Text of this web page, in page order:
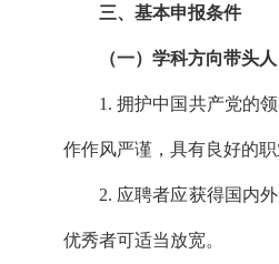
三、基本申报条件
（一）学科方向带头人
1. 拥护中国共产党的
作作风严谨，具有良好的
2. 应聘者应获得国内
优秀者可适当放宽。